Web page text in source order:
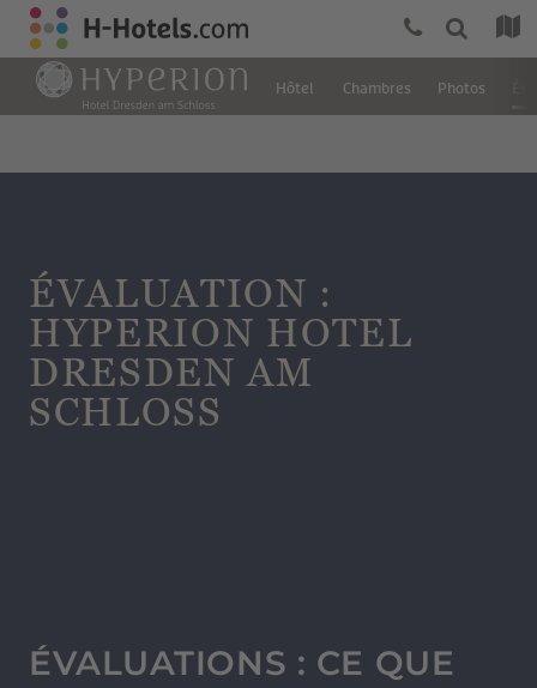
Hôtel Chambres Photos
ÉVALUATION :
HYPERION HOTEL
DRESDEN AM
SCHLOSS
ÉVALUATIONS : CE QUE